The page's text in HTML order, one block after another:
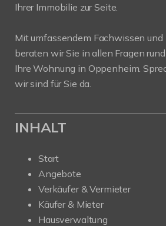
Ihrer Immobilie zur Seite.
Mit umfassendem Fachwissen und
beraten wir Sie in allen Fragen
Ihre Wohnung in Oppenheim.
wir sind für Sie da.
INHALT
Start
Angebote
Verkäufer & Vermieter
Käufer & Mieter
Hausverwaltung